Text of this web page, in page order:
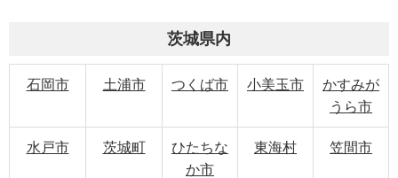
茨城県内
石岡市 土浦市 つくば市 小美玉市
かすみが
うら市
水戸市 茨城町
ひたちな
か市
東海村 笠間市